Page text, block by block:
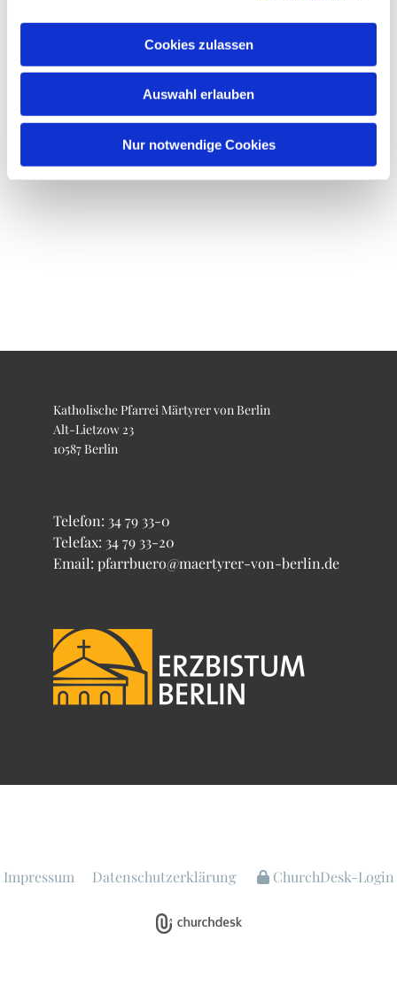
Cookies zulassen
Auswahl erlauben
Nur notwendige Cookies
Katholische Pfarrei Märtyrer von Berlin
Alt-Lietzow 23
10587 Berlin
Telefon: 34 79 33-0
Telefax: 34 79 33-20
Email: pfarrbuero@maertyrer-von-berlin.de
Impressum Datenschutzerklärung ChurchDesk-Login